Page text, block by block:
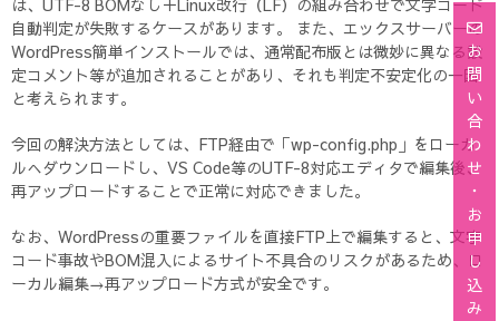
は、UTF-8 BOMなし＋Linux改行（LF）の組み合わせで文字コード
自動判定が失敗するケースがあります。 また、エックスサーバーの
WordPress簡単インストールでは、通常配布版とは微妙に異なる設
定コメント等が追加されることがあり、それも判定不安定化の一因
と考えられます。
今回の解決方法としては、FTP経由で「wp-config.php」をローカ
ルへダウンロードし、VS Code等のUTF-8対応エディタで編集後、
再アップロードすることで正常に対応できました。
なお、WordPressの重要ファイルを直接FTP上で編集すると、文字
コード事故やBOM混入によるサイト不具合のリスクがあるため、ロ
ーカル編集→再アップロード方式が安全です。
お
問
い
合
わ
せ
・
お
申
し
込
み